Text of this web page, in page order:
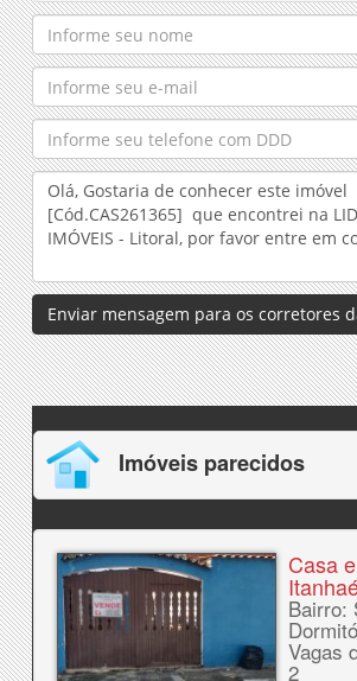
Enviar mensagem para os corretores
Imóveis parecidos
Casa
Bairro:
Vagas
2